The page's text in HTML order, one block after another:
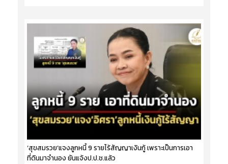
‘สุขสมรวย’แจงลูกหนี้ 9 รายไร้สัญญาเงินกู้ เพราะเป็นการเอา
ที่ดินมาจำนอง ยันแจ้งป.ป.ช.แล้ว